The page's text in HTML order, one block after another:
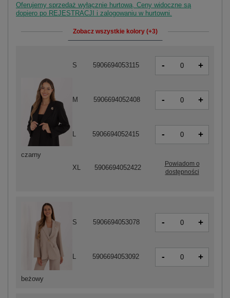
Oferujemy sprzedaż wyłącznie hurtową. Ceny widoczne są
dopiero po REJESTRACJI i zalogowaniu w hurtowni.
Zobacz wszystkie kolory (+3)
beżowy
S 5906694053078 - +
L 5906694053092 - +
czarny
S 5906694053115 - +
M 5906694052408 - +
L 5906694052415 - +
XL 5906694052422
Powiadom o
dostępności